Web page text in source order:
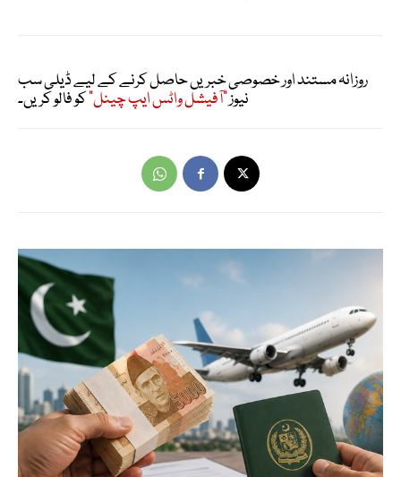
روزانہ مستند اور خصوصی خبریں حاصل کرنے کے لیے ڈیلی سب
نیوز"آفیشل واٹس ایپ چینل"کو فالو کریں۔